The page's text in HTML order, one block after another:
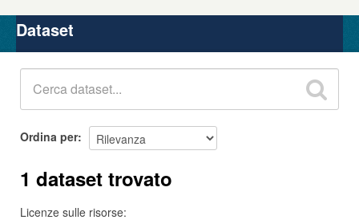
Organizzazioni
Gruppi
Dataset
Ordina per
1 dataset trovato
Licenze sulle risorse: